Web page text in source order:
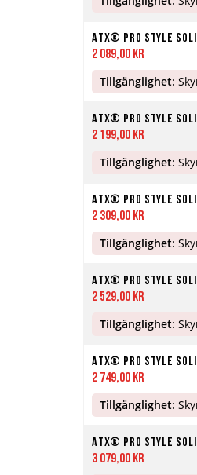
ATX® Pro Style
2 089,00 kr
Tillgänglighet:
ATX® Pro Style
2 199,00 kr
Tillgänglighet:
ATX® Pro Style
2 309,00 kr
Tillgänglighet:
ATX® Pro Style
2 529,00 kr
Tillgänglighet:
ATX® Pro Style
2 749,00 kr
Tillgänglighet:
ATX® Pro Style
3 079,00 kr